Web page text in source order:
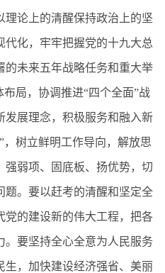
论上的清醒保持政治上的坚
代化，牢牢把握党的十九大总
的未来五年战略任务和重大举
局，协调推进“四个全面”战
发展理念，积极服务和融入新
，树立鲜明工作导向，解放思
弱项、固底板、扬优势，切
题。要以赶考的清醒和坚定全
党的建设新的伟大工程，把各
要坚持全心全意为人民服务
生，加快建设经济强省、美丽